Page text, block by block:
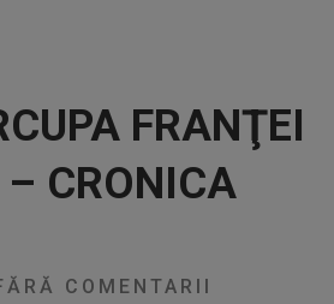
FRANŢEI
CRONICA
COMENTARII